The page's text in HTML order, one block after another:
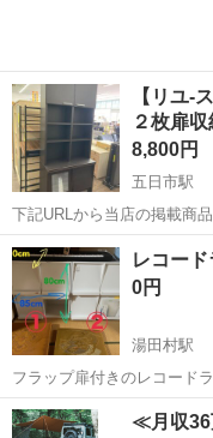
【リユ-
２枚扉
8,800円
五日市駅
下記URLから当店の掲載商
広島 広島市 五日市駅
レコー
0円
湯田村駅
フラップ扉付きのレコード
地まで取りに来てくださる
ードを収納したり、レコー
広島 福山市 湯田村
≪月収36